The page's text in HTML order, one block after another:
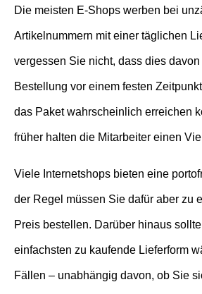
Die meisten E-Shops werben bei
Artikelnummern mit einer täglichen
vergessen Sie nicht, dass dies
Bestellung vor einem festen
das Paket wahrscheinlich erreichen
früher halten die Mitarbeiter einen
Viele Internetshops bieten eine
der Regel müssen Sie dafür aber zu
Preis bestellen. Darüber hinaus
einfachsten zu kaufende Lieferform
Fällen – unabhängig davon, ob Sie